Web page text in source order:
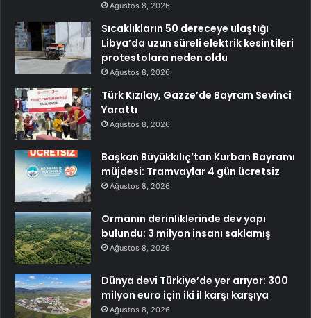
Ağustos 8, 2026
Sıcaklıkların 50 dereceye ulaştığı
Libya’da uzun süreli elektrik kesintileri
protestolara neden oldu
Ağustos 8, 2026
Türk Kızılay, Gazze’de Bayram Sevinci
Yarattı
Ağustos 8, 2026
Başkan Büyükkılıç’tan Kurban Bayramı
müjdesi: Tramvaylar 4 gün ücretsiz
Ağustos 8, 2026
Ormanın derinliklerinde dev yapı
bulundu: 3 milyon insanı saklamış
Ağustos 8, 2026
Dünya devi Türkiye’de yer arıyor: 300
milyon euro için iki il karşı karşıya
Ağustos 8, 2026